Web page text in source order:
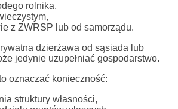
rolnika,
z ZWRSP lub od samorządu.
dzierżawa od sąsiada lub
jedynie uzupełniać gospodarstwo.
oznaczać konieczność:
struktury własności,